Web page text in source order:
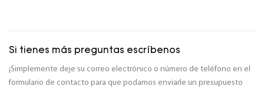
Si tienes más preguntas escríbenos
¡Simplemente deje su correo electrónico o número de teléfono en el
formulario de contacto para que podamos enviarle un presupuesto